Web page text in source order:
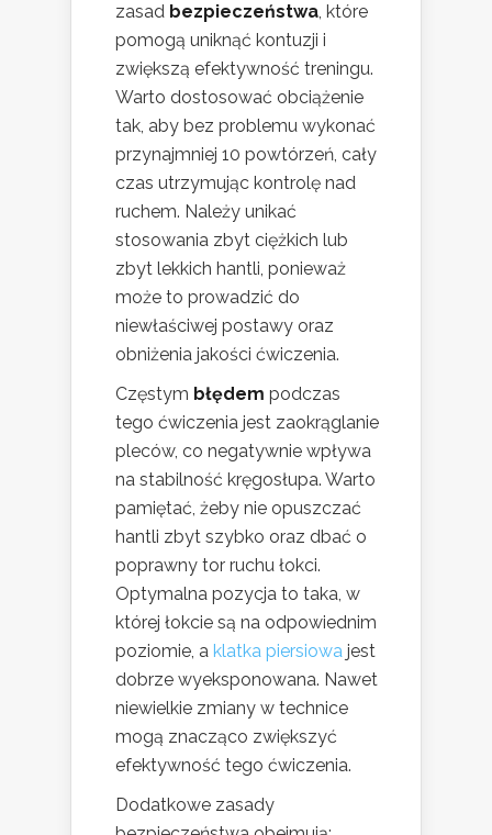
zasad bezpieczeństwa, które
pomogą uniknąć kontuzji i
zwiększą efektywność treningu.
Warto dostosować obciążenie
tak, aby bez problemu wykonać
przynajmniej 10 powtórzeń, cały
czas utrzymując kontrolę nad
ruchem. Należy unikać
stosowania zbyt ciężkich lub
zbyt lekkich hantli, ponieważ
może to prowadzić do
niewłaściwej postawy oraz
obniżenia jakości ćwiczenia.
Częstym błędem podczas
tego ćwiczenia jest zaokrąglanie
pleców, co negatywnie wpływa
na stabilność kręgosłupa. Warto
pamiętać, żeby nie opuszczać
hantli zbyt szybko oraz dbać o
poprawny tor ruchu łokci.
Optymalna pozycja to taka, w
której łokcie są na odpowiednim
poziomie, a klatka piersiowa jest
dobrze wyeksponowana. Nawet
niewielkie zmiany w technice
mogą znacząco zwiększyć
efektywność tego ćwiczenia.
Dodatkowe zasady